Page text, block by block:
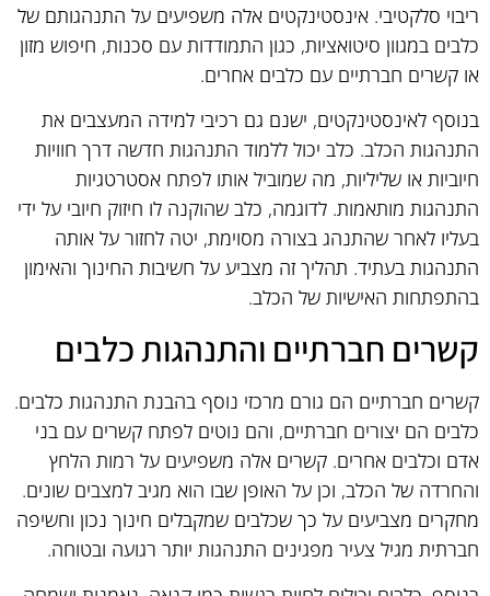
ריבוי סלקטיבי. אינסטינקטים אלה משפיעים על התנהגותם של
כלבים במגוון סיטואציות, כגון התמודדות עם סכנות, חיפוש מזון
או קשרים חברתיים עם כלבים אחרים.
בנוסף לאינסטינקטים, ישנם גם רכיבי למידה המעצבים את
התנהגות הכלב. כלב יכול ללמוד התנהגות חדשה דרך חוויות
חיוביות או שליליות, מה שמוביל אותו לפתח אסטרטגיות
התנהגות מותאמות. לדוגמה, כלב שהוקנה לו חיזוק חיובי על ידי
בעליו לאחר שהתנהג בצורה מסוימת, יטה לחזור על אותה
התנהגות בעתיד. תהליך זה מצביע על חשיבות החינוך והאימון
בהתפתחות האישיות של הכלב.
קשרים חברתיים והתנהגות כלבים
קשרים חברתיים הם גורם מרכזי נוסף בהבנת התנהגות כלבים.
כלבים הם יצורים חברתיים, והם נוטים לפתח קשרים עם בני
אדם וכלבים אחרים. קשרים אלה משפיעים על רמות הלחץ
והחרדה של הכלב, וכן על האופן שבו הוא מגיב למצבים שונים.
מחקרים מצביעים על כך שכלבים שמקבלים חינוך נכון וחשיפה
חברתית מגיל צעיר מפגינים התנהגות יותר רגועה ובטוחה.